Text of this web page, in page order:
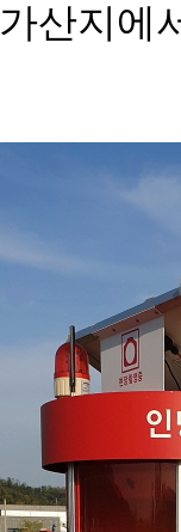
가산지에